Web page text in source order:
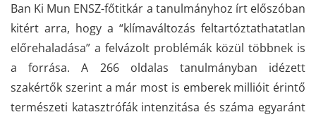
Ban Ki Mun ENSZ-főtitkár a tanulmányhoz írt előszóban
kitért arra, hogy a “klímaváltozás feltartóztathatatlan
előrehaladása” a felvázolt problémák közül többnek is
a forrása. A 266 oldalas tanulmányban idézett
szakértők szerint a már most is emberek millióit érintő
természeti katasztrófák intenzitása és száma egyaránt